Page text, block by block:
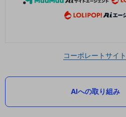
コーポレートサイト
AIへの取り組み